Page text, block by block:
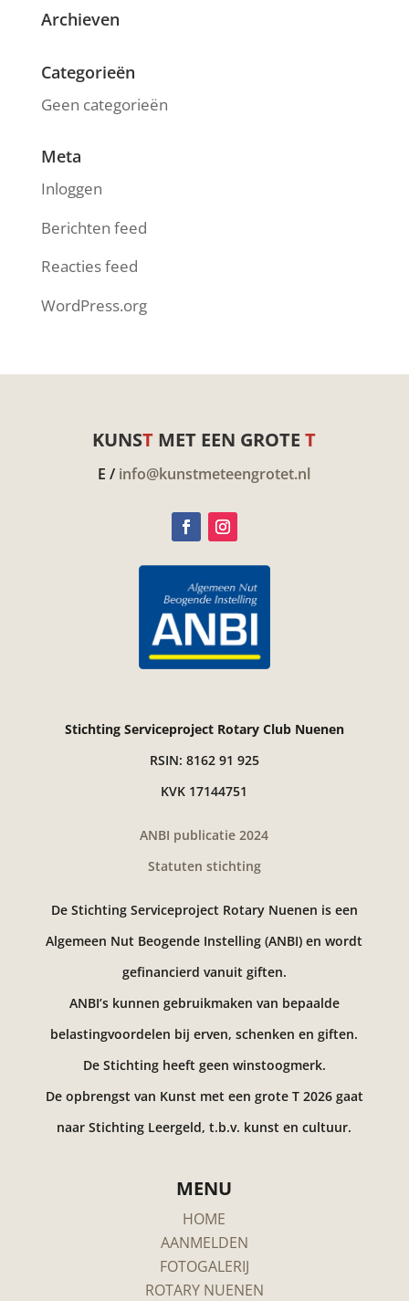
Archieven
Categorieën
Geen categorieën
Meta
Inloggen
Berichten feed
Reacties feed
WordPress.org
KUNST MET EEN GROTET
E / info@kunstmeteengrotet.nl
Stichting Serviceproject Rotary Club Nuenen
RSIN: 8162 91 925
KVK 17144751
ANBI publicatie 2024
Statuten stichting
De Stichting Serviceproject Rotary Nuenen is een
Algemeen Nut Beogende Instelling (ANBI) en wordt
gefinancierd vanuit giften.
ANBI’s kunnen gebruikmaken van bepaalde
belastingvoordelen bij erven, schenken en giften.
De Stichting heeft geen winstoogmerk.
De opbrengst van Kunst met een grote T 2026 gaat
naar Stichting Leergeld, t.b.v. kunst en cultuur.
MENU
HOME
AANMELDEN
FOTOGALERIJ
ROTARY NUENEN